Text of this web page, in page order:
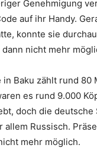
Genehmigung
auf ihr Handy.
konnte sie
nicht mehr
in Baku zählt rund 80
es rund 9.000
doch die
allem Russisch.
mehr möglich.